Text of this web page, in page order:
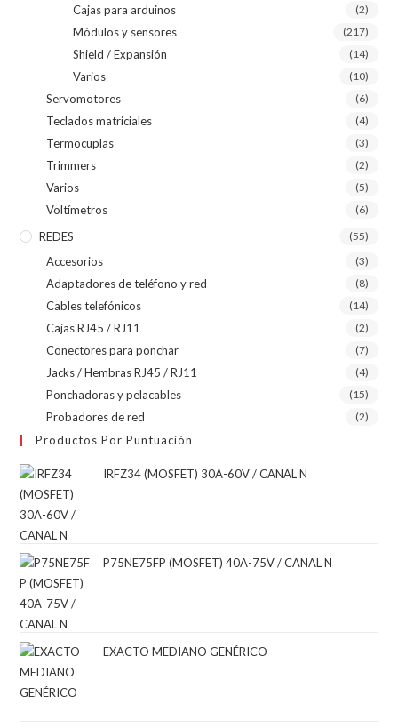
Cajas para arduinos (2)
Módulos y sensores (217)
Shield / Expansión (14)
Varios (10)
Servomotores (6)
Teclados matriciales (4)
Termocuplas (3)
Trimmers (2)
Varios (5)
Voltímetros (6)
REDES (55)
Accesorios (3)
Adaptadores de teléfono y red (8)
Cables telefónicos (14)
Cajas RJ45 / RJ11 (2)
Conectores para ponchar (7)
Jacks / Hembras RJ45 / RJ11 (4)
Ponchadoras y pelacables (15)
Probadores de red (2)
Productos Por Puntuación
IRFZ34 (MOSFET) 30A-60V / CANAL N
P75NE75FP (MOSFET) 40A-75V / CANAL N
EXACTO MEDIANO GENÉRICO